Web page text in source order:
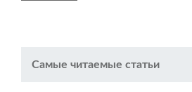
Самые читаемые статьи